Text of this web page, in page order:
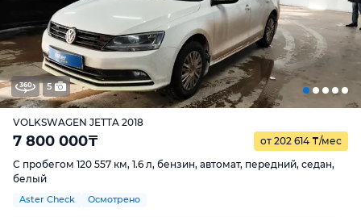
5
VOLKSWAGEN JETTA 2018
7 800 000₸ от 202 614 ₸/мес
С пробегом 120 557 км, 1.6 л, бензин, автомат, передний, седан,
белый
Aster Check Осмотрено